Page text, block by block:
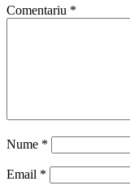
Comentariu *
Nume *
Email *